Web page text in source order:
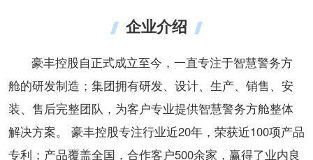
企业介绍
豪丰控股自正式成立至今，一直专注于智慧警务方
舱的研发制造；集团拥有研发、设计、生产、销售、安
装、售后完整团队，为客户专业提供智慧警务方舱整体
解决方案。 豪丰控股专注行业近20年，荣获近100项产品
专利；产品覆盖全国，合作客户500余家，赢得了业内良